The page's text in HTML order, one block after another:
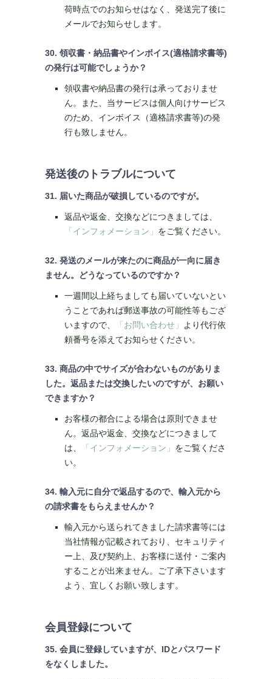
荷時点でのお知らせはなく、発送完了後に
メールでお知らせします。
30. 領収書・納品書やインボイス(適格請求書等)
の発行は可能でしょうか？
領収書や納品書の発行は承っておりませ
ん。また、当サービスは個人向けサービス
のため、インボイス（適格請求書等)の発
行も致しません。
発送後のトラブルについて
31. 届いた商品が破損しているのですが。
返品や返金、交換などにつきましては、
「インフォメーション」 をご覧ください。
32. 発送のメールが来たのに商品が一向に届き
ません。どうなっているのですか？
一週間以上経ちましても届いていないとい
うことであれば郵送事故の可能性等もござ
いますので、
「お問い合わせ」
より代行依
頼番号を添えてお知らせください。
33. 商品の中でサイズが合わないものがありま
した。返品または交換したいのですが、お願い
できますか？
お客様の都合による場合は原則できませ
ん。返品や返金、交換などにつきまして
は、
「インフォメーション」 をご覧くださ
い。
34. 輸入元に自分で返品するので、輸入元から
の請求書をもらえませんか？
輸入元から送られてきました請求書等には
当社情報が記載されており、セキュリティ
ー上、及び契約上、お客様に送付・ご案内
することが出来ません。ご了承下さいます
よう、宜しくお願い致します。
会員登録について
35. 会員に登録していますが、IDとパスワード
をなくしました。